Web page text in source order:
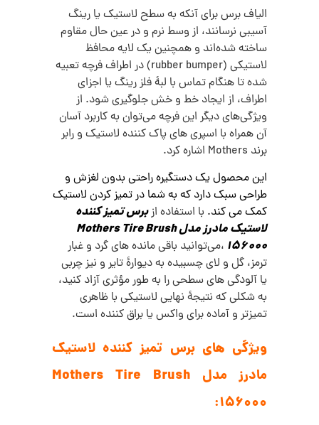
الیاف برس برای آنکه به سطح لاستیک یا رینگ
آسیبی نرسانند، از وسط نرم و در عین حال مقاوم
ساخته شده‌اند و همچنین یک لایه محافظ
لاستیکی (rubber bumper) در اطراف فرچه تعبیه
شده تا هنگام تماس با لبهٔ فلز رینگ یا اجزای
اطراف، از ایجاد خط و خش جلوگیری شود. از
ویژگی‌های دیگر این فرچه می‌توان به کاربرد آسان
آن همراه با اسپری‌ های پاک‌ کننده لاستیک و رابر
برند Mothers اشاره کرد.
این محصولیک دستگیره راحتی بدون لغزش و
طراحی سبک دارد که به شما در تمیز کردن لاستیک
کمک می کند. با استفاده ازبرس تمیز کننده
لاستیک مادرز مدل Mothers Tire Brush
156000 ،می‌توانید باقی‌ مانده‌ های گرد و غبار
ترمز، گل و لای چسبیده به دیوارهٔ تایر و نیز چربی
یا آلودگی‌ های سطحی را به طور مؤثری آزاد کنید،
به شکلی که نتیجهٔ نهایی لاستیکی با ظاهری
تمیزتر و آماده برای واکس یا براق‌ کننده است.
ویژگی های برس تمیز کننده لاستیک
مادرز مدل Mothers Tire Brush
156000: